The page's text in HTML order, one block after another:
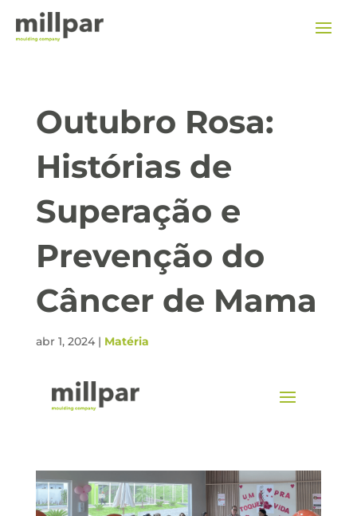
Outubro Rosa:
Histórias de
Superação e
Prevenção do
Câncer de Mama
abr 1, 2024| Matéria